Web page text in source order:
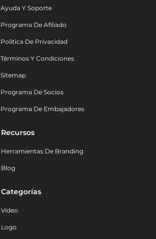
Ayuda Y Soporte
Programa De Afiliado
Política De Privacidad
Términos Y Condiciones
Sitemap
Programa De Socios
Programa De Embajadores
Recursos
Herramientas De Branding
Blog
Categorías
Vídeo
Logo